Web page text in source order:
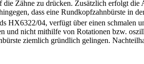
Zähne zu drücken. Zusätzlich erfolgt
dass eine Rundkopfzahnbürste in
HX6322/04, verfügt über einen schmalen
und nicht mithilfe von Rotationen bzw.
ziemlich gründlich gelingen.